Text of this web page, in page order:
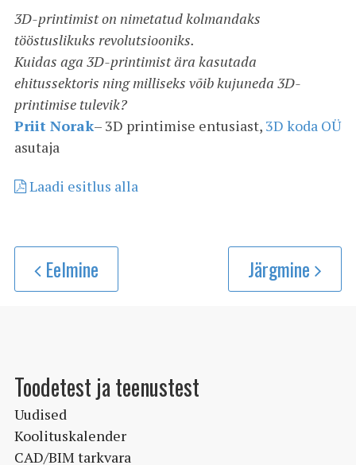
3D-printimist on nimetatud kolmandaks
tööstuslikuks revolutsiooniks.
Kuidas aga 3D-printimist ära kasutada
ehitussektoris ning milliseks võib kujuneda 3D-
printimise tulevik?
Priit Norak– 3D printimise entusiast, 3D koda OÜ
asutaja
Laadi esitlus alla
Eelmine Järgmine
Toodetest ja teenustest
Uudised
Koolituskalender
CAD/BIM tarkvara